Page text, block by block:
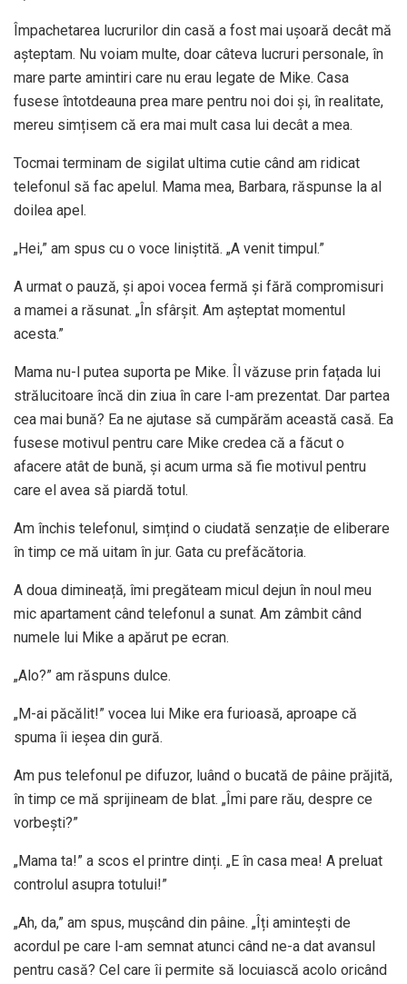
Împachetarea lucrurilor din casă a fost mai ușoară decât mă
așteptam. Nu voiam multe, doar câteva lucruri personale, în
mare parte amintiri care nu erau legate de Mike. Casa
fusese întotdeauna prea mare pentru noi doi și, în realitate,
mereu simțisem că era mai mult casa lui decât a mea.
Tocmai terminam de sigilat ultima cutie când am ridicat
telefonul să fac apelul. Mama mea, Barbara, răspunse la al
doilea apel.
„Hei,” am spus cu o voce liniștită. „A venit timpul.”
A urmat o pauză, și apoi vocea fermă și fără compromisuri
a mamei a răsunat. „În sfârșit. Am așteptat momentul
acesta.”
Mama nu-l putea suporta pe Mike. Îl văzuse prin fațada lui
strălucitoare încă din ziua în care l-am prezentat. Dar partea
cea mai bună? Ea ne ajutase să cumpărăm această casă. Ea
fusese motivul pentru care Mike credea că a făcut o
afacere atât de bună, și acum urma să fie motivul pentru
care el avea să piardă totul.
Am închis telefonul, simțind o ciudată senzație de eliberare
în timp ce mă uitam în jur. Gata cu prefăcătoria.
A doua dimineață, îmi pregăteam micul dejun în noul meu
mic apartament când telefonul a sunat. Am zâmbit când
numele lui Mike a apărut pe ecran.
„Alo?” am răspuns dulce.
„M-ai păcălit!” vocea lui Mike era furioasă, aproape că
spuma îi ieșea din gură.
Am pus telefonul pe difuzor, luând o bucată de pâine prăjită,
în timp ce mă sprijineam de blat. „Îmi pare rău, despre ce
vorbești?”
„Mama ta!” a scos el printre dinți. „E în casa mea! A preluat
controlul asupra totului!”
„Ah, da,” am spus, mușcând din pâine. „Îți amintești de
acordul pe care l-am semnat atunci când ne-a dat avansul
pentru casă? Cel care îi permite să locuiască acolo oricând